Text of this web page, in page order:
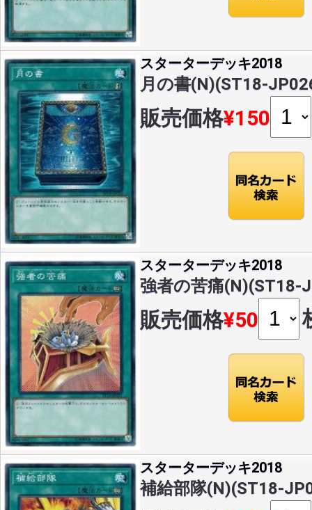
スターターデッキ2018
月の書(N)(ST18-
販売価格¥150
スターターデッキ2018
強者の苦痛(N)(ST18-
販売価格¥50
スターターデッキ2018
補給部隊(N)(ST18-